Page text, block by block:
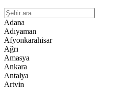
Adana
Adıyaman
Afyonkarahisar
Ağrı
Amasya
Ankara
Antalya
Artvin